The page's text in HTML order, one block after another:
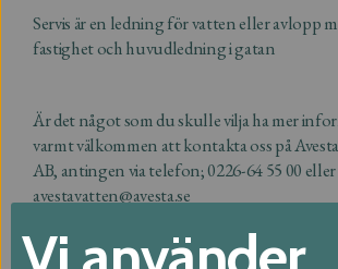
Servis är en ledning för vatten eller avlopp
fastighet och huvudledning i gatan
Är det något som du skulle vilja ha mer
varmt välkommen att kontakta oss på
AB, antingen via telefon; 0226-64 55 00
avestavatten@avesta.se